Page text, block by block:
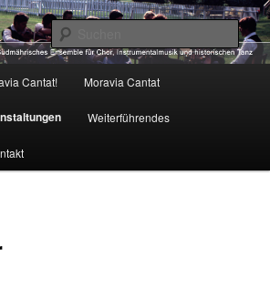
Cantat! Moravia Cantat
Weiterführendes